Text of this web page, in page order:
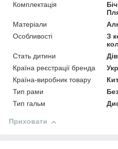
Комплектація
Матеріали
Особливості
З
Стать дитини
Країна реєстрації бренда
Країна-виробник товару
Тип рами
Тип гальм
Приховати